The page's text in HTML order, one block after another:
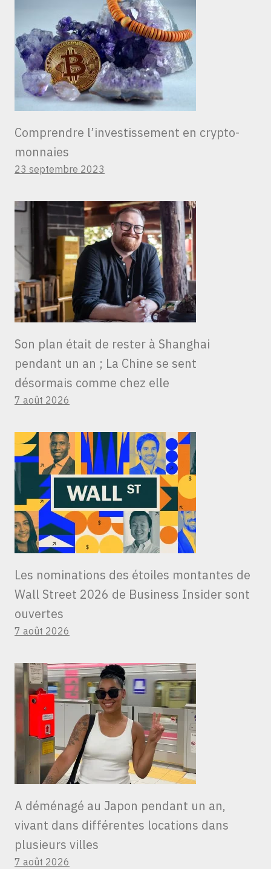
Comprendre l’investissement en crypto-
monnaies
23 septembre 2023
Son plan était de rester à Shanghai
pendant un an ; La Chine se sent
désormais comme chez elle
7 août 2026
Les nominations des étoiles montantes de
Wall Street 2026 de Business Insider sont
ouvertes
7 août 2026
A déménagé au Japon pendant un an,
vivant dans différentes locations dans
plusieurs villes
7 août 2026